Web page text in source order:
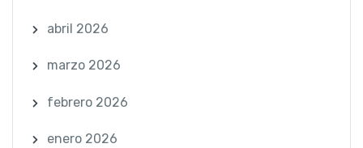
abril 2026
marzo 2026
febrero 2026
enero 2026